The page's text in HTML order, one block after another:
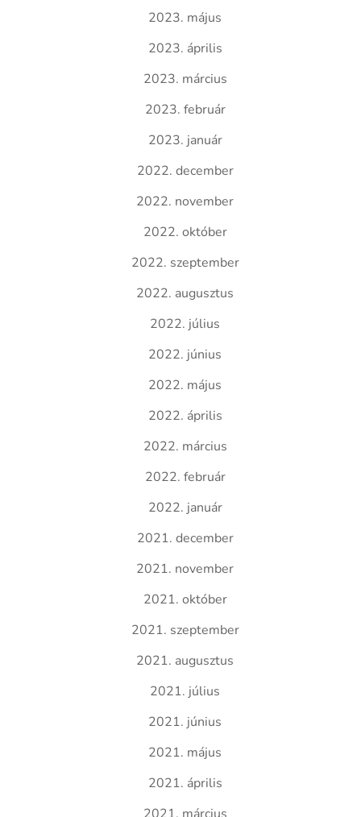
2023. május
2023. április
2023. március
2023. február
2023. január
2022. december
2022. november
2022. október
2022. szeptember
2022. augusztus
2022. július
2022. június
2022. május
2022. április
2022. március
2022. február
2022. január
2021. december
2021. november
2021. október
2021. szeptember
2021. augusztus
2021. július
2021. június
2021. május
2021. április